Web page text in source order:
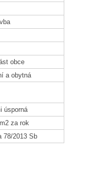
obce
a obytná
úsporná
za rok
78/2013 Sb